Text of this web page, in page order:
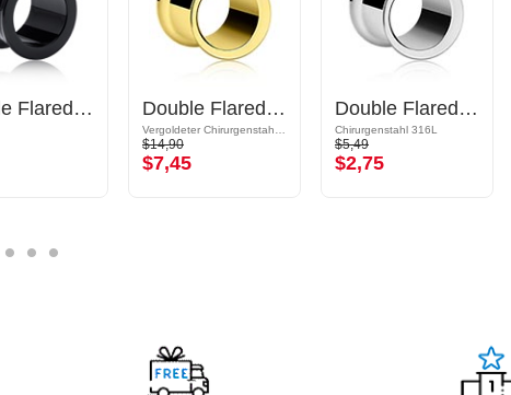
Double Flared Tunnel (Acryl, mehrere Farben) Double Flared Tunnel (Chirurgenstahl, gold, glänzend)
$14,90
$7,45
Double Flared Tunnel (Chirurgenstahl, silber, glänzend)
Chirurgenstahl 316L
$5,49
$2,75